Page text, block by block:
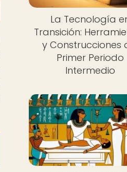
La Tecnología
Transición:
y Construcciones
Primer Periodo
Intermedio